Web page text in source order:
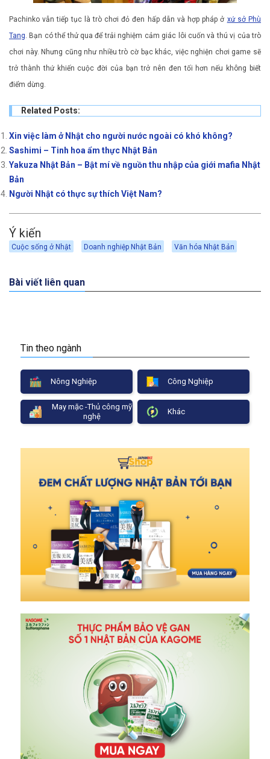
Pachinko vẫn tiếp tục là trò chơi đỏ đen hấp dẫn và hợp pháp ở xứ sở Phù
Tang. Bạn có thể thử qua để trải nghiệm cảm giác lôi cuốn và thú vị của trò
chơi này. Nhưng cũng như nhiều trò cờ bạc khác, việc nghiện chơi game sẽ
trở thành thứ khiến cuộc đời của bạn trở nên đen tối hơn nếu không biết
điểm dừng.
Related Posts:
Xin việc làm ở Nhật cho người nước ngoài có khó không?
Sashimi – Tinh hoa ẩm thực Nhật Bản
Yakuza Nhật Bản – Bật mí về nguồn thu nhập của giới mafia Nhật
Bản
Người Nhật có thực sự thích Việt Nam?
Ý kiến
Cuộc sống ở Nhật Doanh nghiệp Nhật Bản Văn hóa Nhật Bản
Bài viết liên quan
Tin theo ngành
Nông Nghiệp Công Nghiệp
May mặc -Thủ công mỹ
nghệ
Khác